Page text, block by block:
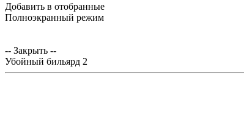
Добавить в отобранные
Полноэкранный режим
-- Закрыть --
Убойный бильярд 2